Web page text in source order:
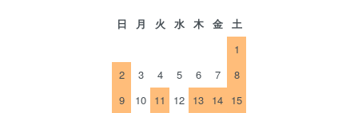
日 月 火 水 木 金
土
1
2
3 4 5 6 7
8
9
10 11 12 13 14 15